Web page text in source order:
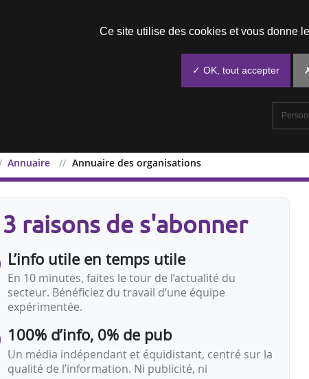
Annuaire Annuaire des organisations
3 raisons de s'abonner
L’info utile en temps utile
En 10 minutes, faites le tour de l’actualité du
secteur. Bénéficiez du travail d’une équipe
expérimentée.
100% d’info, 0% de pub
Un média indépendant et équidistant, centré sur la
qualité de l’information. Ni publicité, ni
Ce site utilise des cookies et vous donne
✓ OK, tout accepter